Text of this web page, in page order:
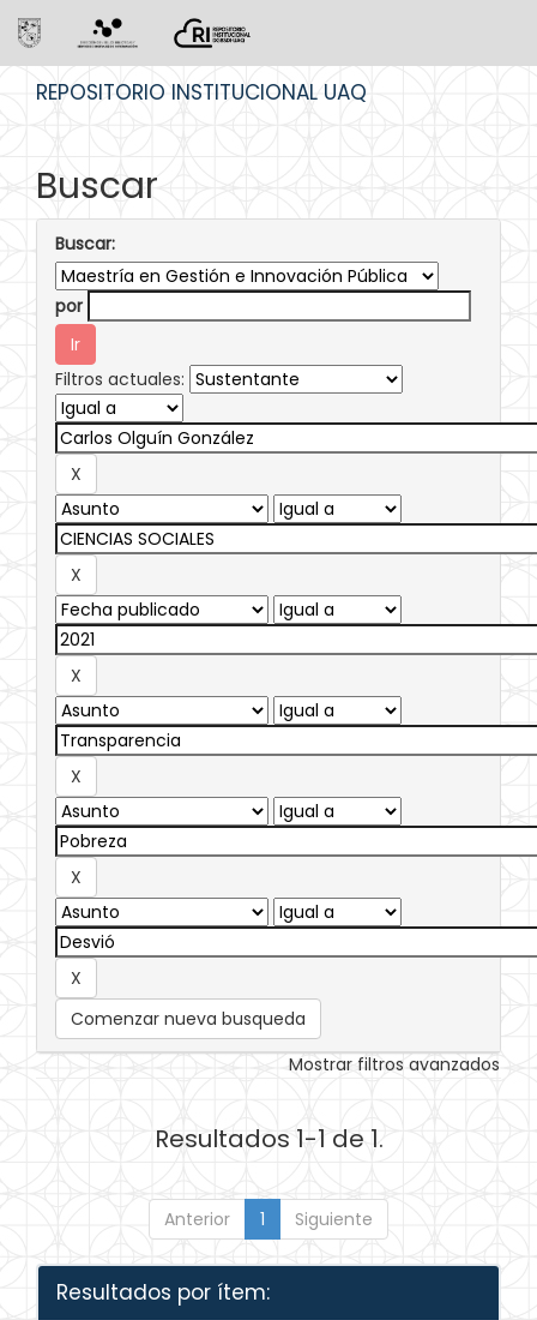
REPOSITORIO INSTITUCIONAL UAQ
Buscar
Buscar:
por
Filtros actuales:
Comenzar nueva busqueda
Mostrar filtros avanzados
Resultados 1-1 de 1.
Anterior 1 Siguiente
Resultados por ítem: